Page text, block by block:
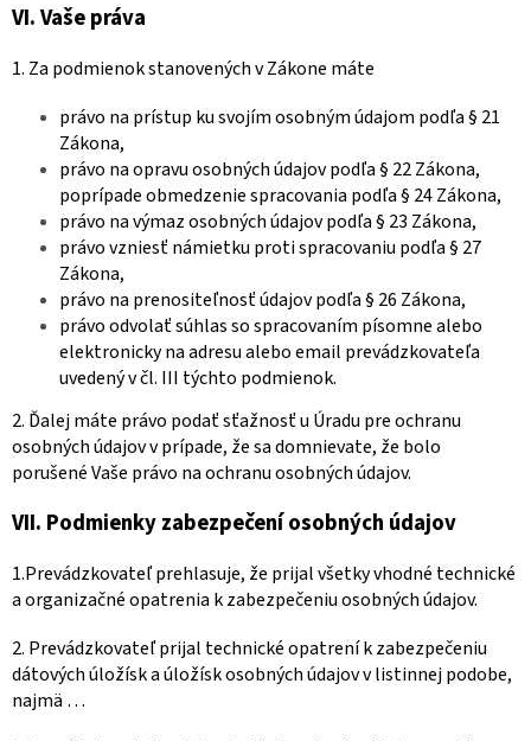
VI.Vaše práva
1. Za podmienok stanovených v Zákone máte
právo na prístup ku svojím osobným údajom podľa § 21
Zákona,
právo na opravu osobných údajov podľa § 22 Zákona,
poprípade obmedzenie spracovania podľa § 24 Zákona,
právo na výmaz osobných údajov podľa § 23 Zákona,
právo vzniesť námietku proti spracovaniu podľa § 27
Zákona,
právo na prenositeľnosť údajov podľa § 26 Zákona,
právo odvolať súhlas so spracovaním písomne alebo
elektronicky na adresu alebo email prevádzkovateľa
uvedený v čl. III týchto podmienok.
2. Ďalej máte právo podať sťažnosť u Úradu pre ochranu
osobných údajov v prípade, že sa domnievate, že bolo
porušené Vaše právo na ochranu osobných údajov.
VII. Podmienky zabezpečení osobných údajov
1.Prevádzkovateľ prehlasuje, že prijal všetky vhodné technické
a organizačné opatrenia k zabezpečeniu osobných údajov.
2. Prevádzkovateľ prijal technické opatrení k zabezpečeniu
dátových úložísk a úložísk osobných údajov v listinnej podobe,
najmä …